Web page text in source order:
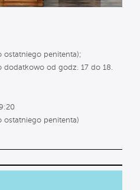
ostatniego penitenta);
od godz. 17 do 18.
ostatniego penitenta)